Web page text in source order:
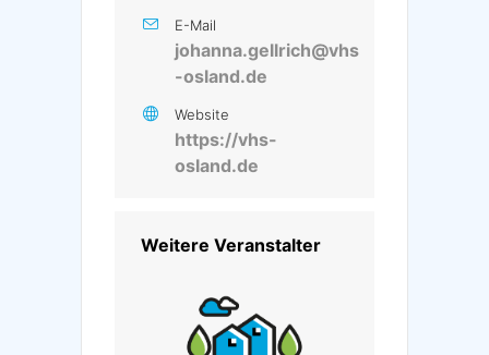
E-Mail
johanna.gellrich@vhs
-osland.de
Website
https://vhs-
osland.de
Weitere Veranstalter